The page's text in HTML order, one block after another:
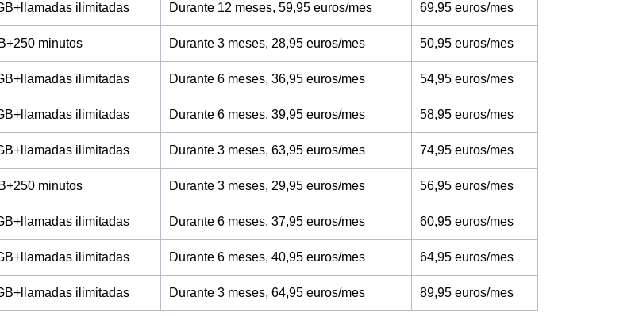
ilimitadas Durante 12 meses, 59,95 euros/mes 69,95 euros/mes
minutos Durante 3 meses, 28,95 euros/mes 50,95 euros/mes
ilimitadas Durante 6 meses, 36,95 euros/mes 54,95 euros/mes
ilimitadas Durante 6 meses, 39,95 euros/mes 58,95 euros/mes
ilimitadas Durante 3 meses, 63,95 euros/mes 74,95 euros/mes
minutos Durante 3 meses, 29,95 euros/mes 56,95 euros/mes
ilimitadas Durante 6 meses, 37,95 euros/mes 60,95 euros/mes
ilimitadas Durante 6 meses, 40,95 euros/mes 64,95 euros/mes
ilimitadas Durante 3 meses, 64,95 euros/mes 89,95 euros/mes